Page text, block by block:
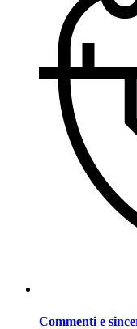
Commenti e